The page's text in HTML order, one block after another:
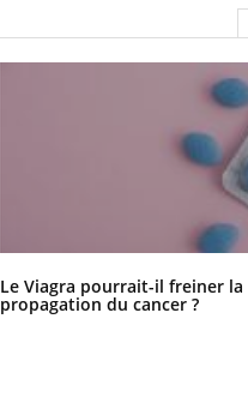
Le Viagra pourrait-il freiner la
propagation du cancer ?